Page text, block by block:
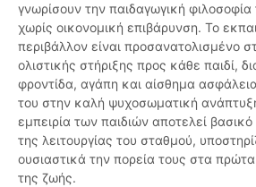
γνωρίσουν την παιδαγωγική
χωρίς οικονομική επιβάρυνση. Το
περιβάλλον είναι προσανατολισμένο
ολιστικής στήριξης προς κάθε παιδί,
φροντίδα, αγάπη και αίσθημα
του στην καλή ψυχοσωματική
εμπειρία των παιδιών αποτελεί
της λειτουργίας του σταθμού,
ουσιαστικά την πορεία τους στα πρώτα
της ζωής.